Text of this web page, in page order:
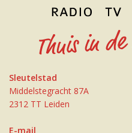
Sleutelstad
Middelstegracht 87A
2312 TT Leiden
E-mail